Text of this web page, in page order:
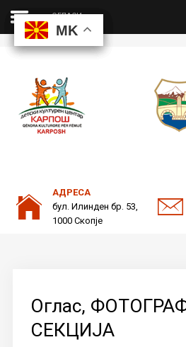
MK
MK
ДКЦ
ОДНОСИ СО ЈАВНОСТ
ОГЛАСИ
MK
MK
АДРЕСА
бул. Илинден бр. 53,
1000 Скопје
Пребарајте на
Оглас,
СЕКЦИЈА